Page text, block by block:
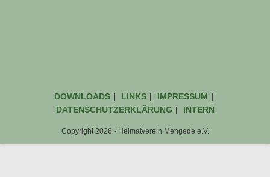
DOWNLOADS LINKS
IMPRESSUM
DATENSCHUTZERKLÄRUNG
INTERN
Copyright 2026 - Heimatverein Mengede e.V.